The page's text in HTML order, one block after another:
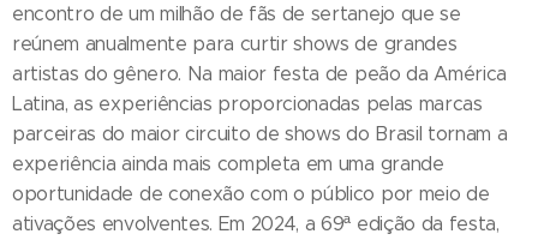
encontro de um milhão de fãs de sertanejo que se
reúnem anualmente para curtir shows de grandes
artistas do gênero. Na maior festa de peão da América
Latina, as experiências proporcionadas pelas marcas
parceiras do maior circuito de shows do Brasil tornam a
experiência ainda mais completa em uma grande
oportunidade de conexão com o público por meio de
ativações envolventes. Em 2024, a 69ª edição da festa,